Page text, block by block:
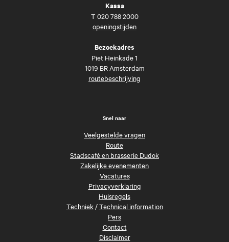
Kassa
T 020 788 2000
openingstijden
Bezoekadres
Piet Heinkade 1
1019 BR Amsterdam
routebeschrijving
Snel naar
Veelgestelde vragen
Route
Stadscafé en brasserie Dudok
Zakelijke evenementen
Vacatures
Privacyverklaring
Huisregels
Techniek/Technical information
Pers
Contact
Disclaimer